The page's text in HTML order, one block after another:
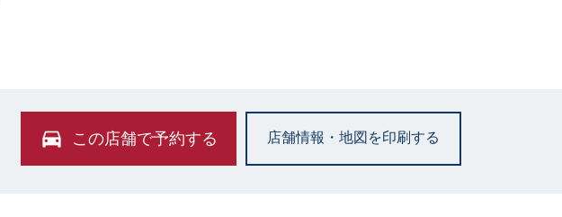
この店舗で予約する 店舗情報・地図を印刷する